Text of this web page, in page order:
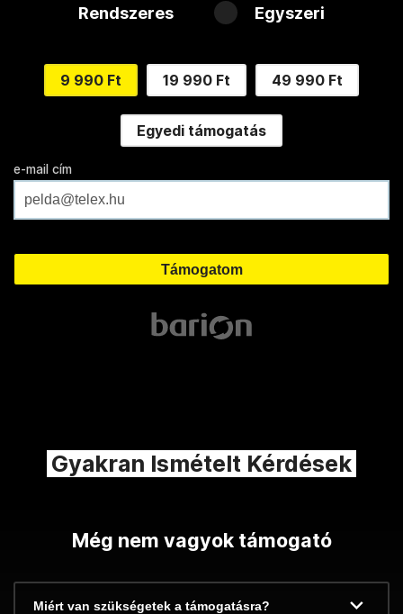
Rendszeres Egyszeri
9 990 Ft 19 990 Ft 49 990 Ft
Egyedi támogatás
e-mail cím
Gyakran Ismételt Kérdések
Még nem vagyok támogató
Miért van szükségetek a támogatásra?